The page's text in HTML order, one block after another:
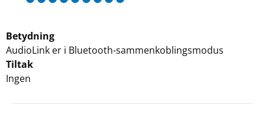
Betydning
AudioLink er i Bluetooth-sammenkoblingsmodus
Tiltak
Ingen